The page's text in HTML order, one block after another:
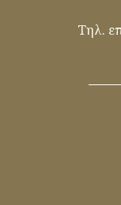
Τηλ.